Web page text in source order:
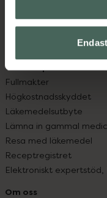
App
Om recept och
Fullmakter
Högkostnadsskyddet
Läkemedelsutbyte
Lämna in gammal
Resa med läkemedel
Receptregistret
Elektroniskt expertstöd,
Om oss